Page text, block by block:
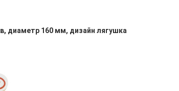
диаметр 160 мм, дизайн лягушка